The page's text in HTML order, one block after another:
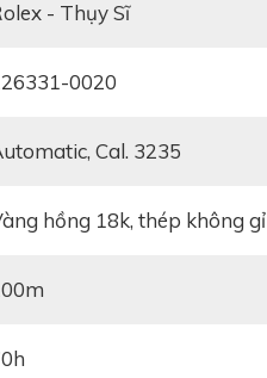
Rolex - Thụy Sĩ
126331-0020
Automatic, Cal. 3235
Vàng hồng 18k, thép không gỉ
100m
70h